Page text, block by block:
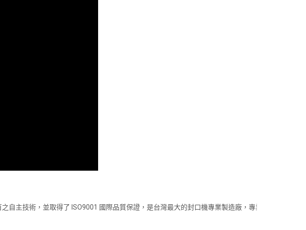
自主技術，並取得了 ISO9001 國際品質保證，是台灣最大的封口機專業製造廠，專業